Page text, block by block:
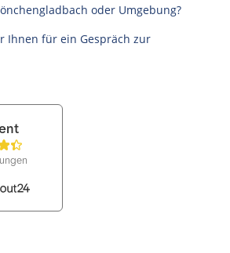
oder Umgebung?
Ihnen für ein Gespräch zur